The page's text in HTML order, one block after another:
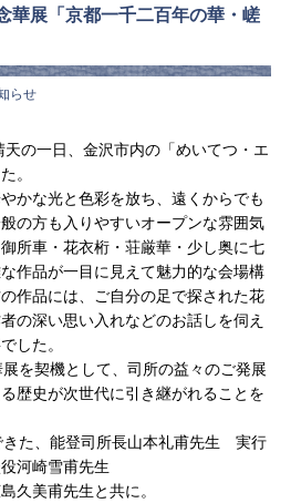
華展「京都一千二百年の華・嵯
らせ
の一日、金沢市内の「めいてつ・エ
。
かな光と色彩を放ち、遠くからでも
の方も入りやすいオープンな雰囲気
所車・花衣桁・荘厳華・少し奥に七
作品が一目に見えて魅力的な会場構
作品には、ご自分の足で探された花
の深い思い入れなどのお話しを伺え
した。
を契機として、司所の益々のご発展
歴史が次世代に引き継がれることを
た、能登司所長山本礼甫先生 実行
河崎雪甫先生
美甫先生と共に。